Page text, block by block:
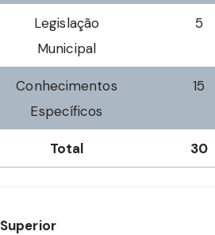
Legislação
Municipal
5
Conhecimentos
Específicos
15
Total 30
Superior